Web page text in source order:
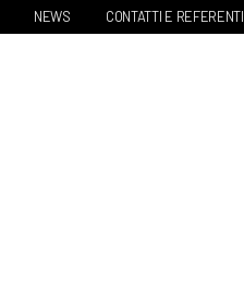
NEWS CONTATTI E REFERENTI